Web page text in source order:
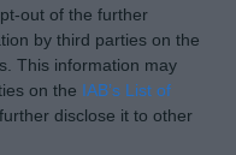
out of the further
by third parties on the
This information may
on the IAB’s List of
disclose it to other